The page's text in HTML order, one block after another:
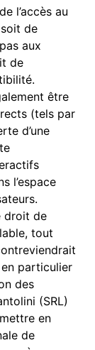
l’accès au
de
aux
de
être
(tels par
d’une
l’espace
droit de
tout
particulier
des
(SRL)
en
de